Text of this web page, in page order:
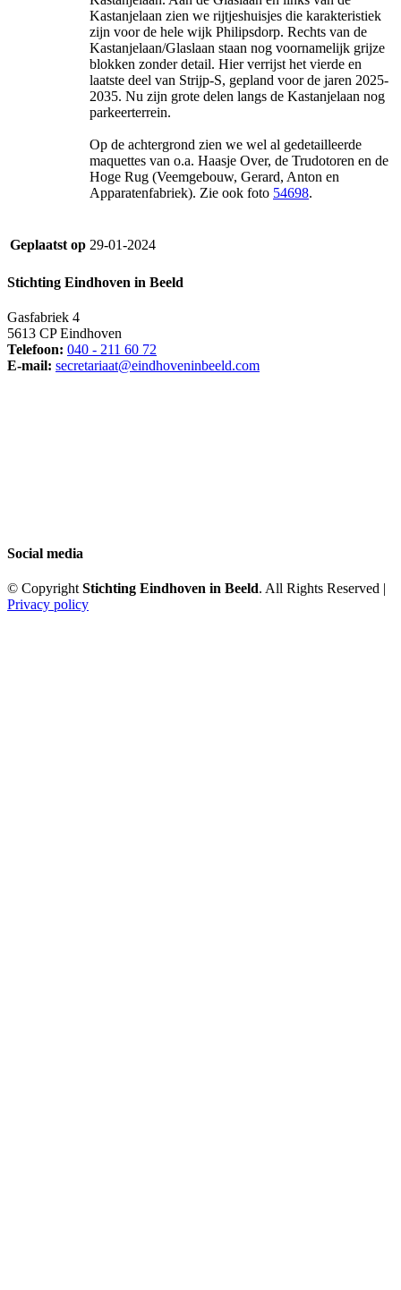
Kastanjelaan zien we rijtjeshuisjes die karakteristiek
zijn voor de hele wijk Philipsdorp. Rechts van de
Kastanjelaan/Glaslaan staan nog voornamelijk grijze
blokken zonder detail. Hier verrijst het vierde en
laatste deel van Strijp-S, gepland voor de jaren 2025-
2035. Nu zijn grote delen langs de Kastanjelaan nog
parkeerterrein.
Op de achtergrond zien we wel al gedetailleerde
maquettes van o.a. Haasje Over, de Trudotoren en de
Hoge Rug (Veemgebouw, Gerard, Anton en
Apparatenfabriek). Zie ook foto 54698.
Geplaatst op 29-01-2024
Stichting Eindhoven in Beeld
Gasfabriek 4
5613 CP Eindhoven
Telefoon: 040 - 211 60 72
E-mail: secretariaat@eindhoveninbeeld.com
Social media
© Copyright Stichting Eindhoven in Beeld. All Rights Reserved |
Privacy policy